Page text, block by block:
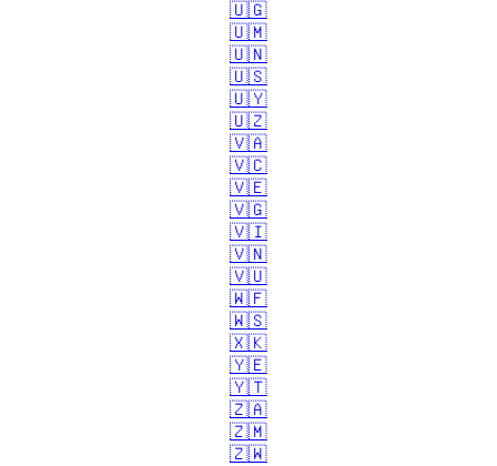
🇺🇬
🇺🇲
🇺🇳
🇺🇸
🇺🇾
🇺🇿
🇻🇦
🇻🇨
🇻🇪
🇻🇬
🇻🇮
🇻🇳
🇻🇺
🇼🇫
🇼🇸
🇽🇰
🇾🇪
🇾🇹
🇿🇦
🇿🇲
🇿🇼